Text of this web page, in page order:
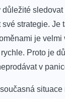
důležité
strategie. Je
je
‍Proto je
v